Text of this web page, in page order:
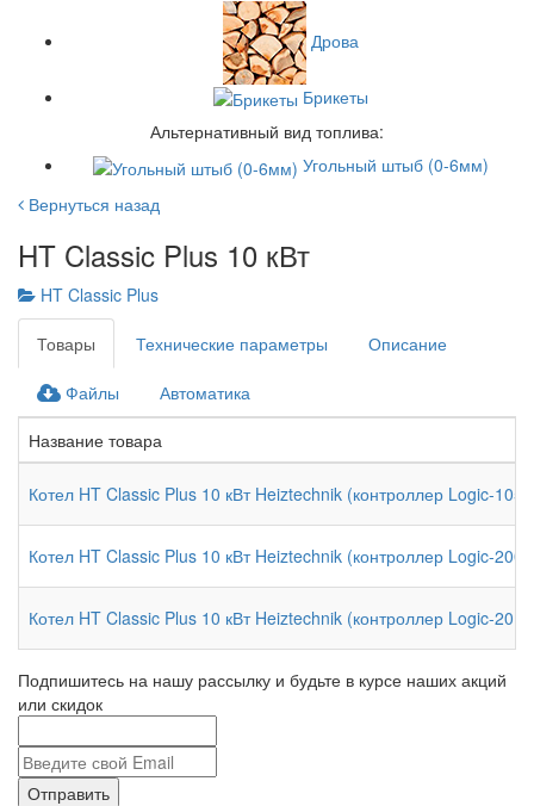
Дрова
Брикеты
Альтернативный вид топлива:
Угольный штыб (0-6мм)
Вернуться назад
HT Classic Plus 10 кВт
HT Classic Plus
Товары Технические параметры Описание
Файлы
Автоматика
Название товара
Котел HT Classic Plus 10 кВт Heiztechnik (контроллер Logic-105
Котел HT Classic Plus 10 кВт Heiztechnik (контроллер Logic-200
Котел HT Classic Plus 10 кВт Heiztechnik (контроллер Logic-201
Подпишитесь на нашу рассылку и будьте в курсе наших акций
или скидок
Отправить